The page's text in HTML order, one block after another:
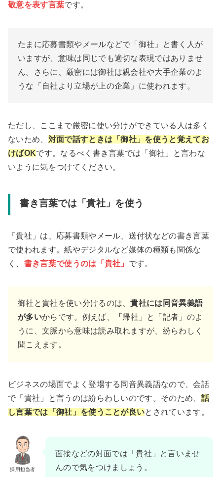
敬意を表す言葉です。
たまに応募書類やメールなどで「御社」と書く人が
いますが、意味は同じでも適切な表現ではありませ
ん。さらに、厳密には御社は親会社や大手企業のよ
うな「自社より立場が上の企業」に使われます。
ただし、ここまで厳密に使い分けができている人は多く
ないため、 対面で話すときは「御社」を使うと覚えてお
けばOKです。なるべく書き言葉では「御社」と言わな
いように気をつけてください。
書き言葉では「貴社」を使う
「貴社」は、応募書類やメール、送付状などの書き言葉
で使われます。紙やデジタルなど媒体の種類も関係な
く、 書き言葉で使うのは「貴社」 です。
御社と貴社を使い分けるのは、貴社には同音異義語
が多いからです。例えば、 「 帰社」と「記者」のよ
うに、文脈から意味は読み取れますが、紛らわしく
聞こえます。
ビジネスの場面でよく登場する同音異義語なので、会話
で「貴社」と言うのは紛らわしいのです。そのため、 話
し言葉では「御社」を使うことが良いとされています。
採用担当者
面接などの対面では「貴社」と言いませ
んので気をつけましょう。